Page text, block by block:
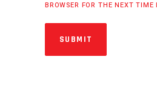
BROWSER FOR THE NEXT TIME
SUBMIT